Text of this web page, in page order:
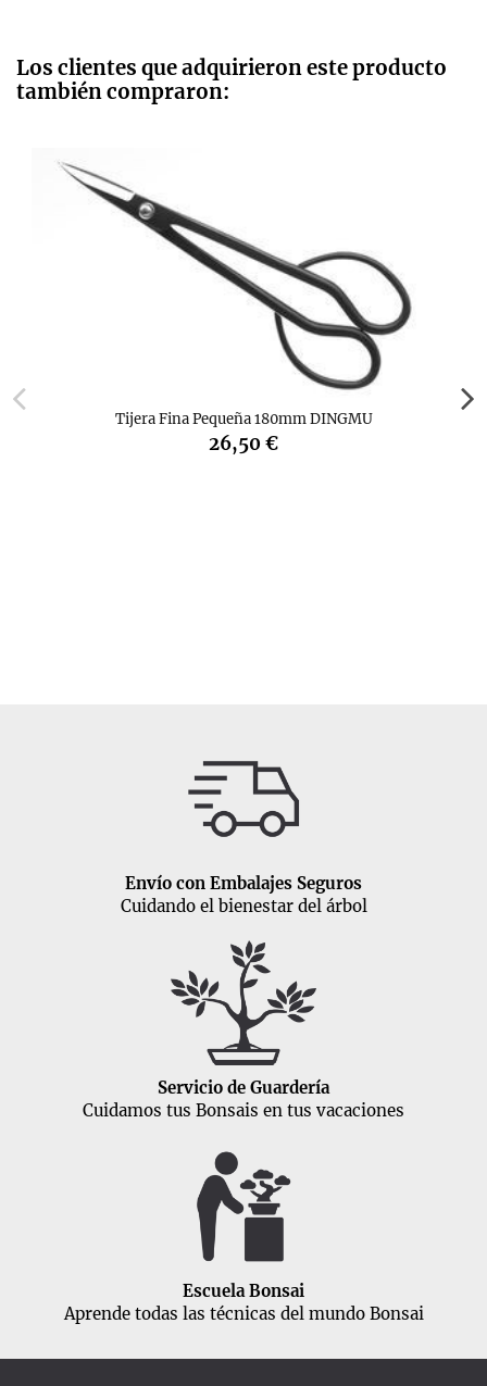
Los clientes que adquirieron este producto
también compraron:
Tijera Fina Pequeña 180mm DINGMU
26,50 €
Envío con Embalajes Seguros
Cuidando el bienestar del árbol
Servicio de Guardería
Cuidamos tus Bonsais en tus vacaciones
Escuela Bonsai
Aprende todas las técnicas del mundo Bonsai